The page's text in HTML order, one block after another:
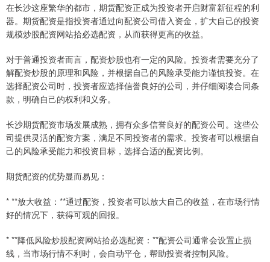
在长沙这座繁华的都市，期货配资正成为投资者开启财富新征程的利
器。期货配资是指投资者通过向配资公司借入资金，扩大自己的投资
规模炒股配资网站拾必选配资，从而获得更高的收益。
对于普通投资者而言，配资炒股也有一定的风险。投资者需要充分了
解配资炒股的原理和风险，并根据自己的风险承受能力谨慎投资。在
选择配资公司时，投资者应选择信誉良好的公司，并仔细阅读合同条
款，明确自己的权利和义务。
长沙期货配资市场发展成熟，拥有众多信誉良好的配资公司。这些公
司提供灵活的配资方案，满足不同投资者的需求。投资者可以根据自
己的风险承受能力和投资目标，选择合适的配资比例。
期货配资的优势显而易见：
* **放大收益：**通过配资，投资者可以放大自己的收益，在市场行情
好的情况下，获得可观的回报。
* **降低风险炒股配资网站拾必选配资：**配资公司通常会设置止损
线，当市场行情不利时，会自动平仓，帮助投资者控制风险。